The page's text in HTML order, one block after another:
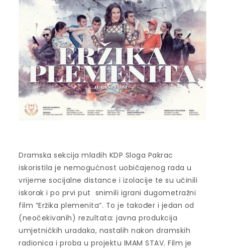
Dramska sekcija mladih KDP Sloga Pakrac
iskoristila je nemogućnost uobičajenog rada u
vrijeme socijalne distance i izolacije te su učinili
iskorak i po prvi put snimili igrani dugometražni
film “Eržika plemenita“. To je također i jedan od
(neočekivanih) rezultata: javna produkcija
umjetničkih uradaka, nastalih nakon dramskih
radionica i proba u projektu IMAM STAV. Film je